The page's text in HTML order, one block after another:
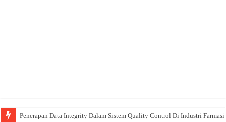
Penerapan Data Integrity Dalam Sistem Quality Control Di Industri Farmasi